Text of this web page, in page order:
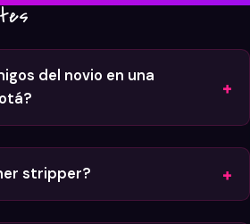
del novio en una
stripper?